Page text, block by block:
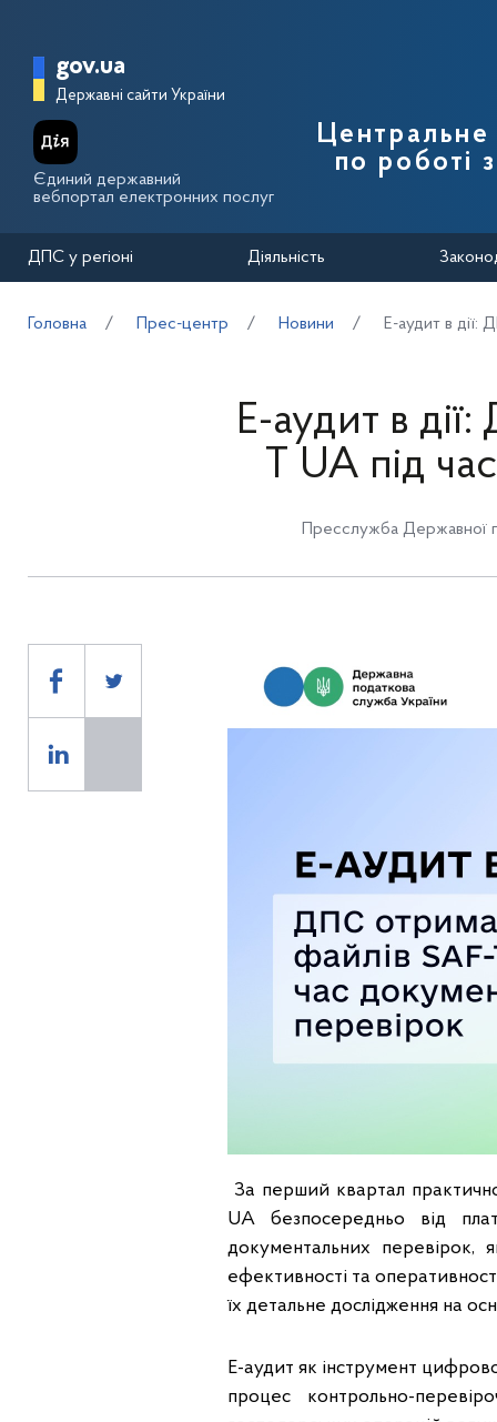
Головна сторінка Державної
gov.ua
Державні сайти України
Єдиний державний
вебпортал електронних послуг
Центральне
по роботі
ДПС у регіоні Діяльність
Головна Прес-центр Новини Е-аудит в дії:
Е-аудит в
T UA під
Пресслужба Державної
За перший квартал
UA безпосередньо від
документальних перевірок,
ефективності та
їх детальне дослідження на
Е-аудит як інструмент
процес контрольно-